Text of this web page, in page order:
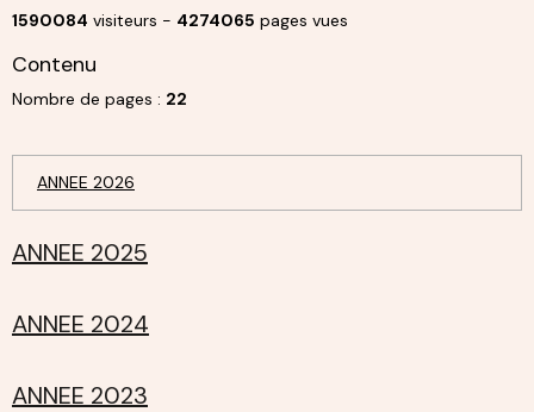
1590084 visiteurs - 4274065 pages vues
Contenu
Nombre de pages : 22
ANNEE 2026
ANNEE 2025
ANNEE 2024
ANNEE 2023